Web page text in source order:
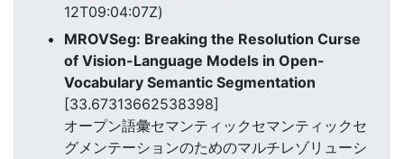
12T09:04:07Z)
MROVSeg: Breaking the Resolution Curse
of Vision-Language Models in Open-
Vocabulary Semantic Segmentation
[33.67313662538398]
オープン語彙セマンティックセマンティックセ
グメンテーションのためのマルチレゾリューシ